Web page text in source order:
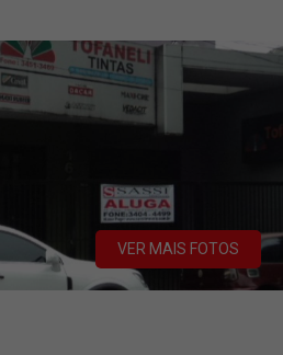
VER MAIS FOTOS